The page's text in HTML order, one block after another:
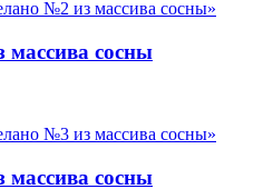
сосны
сосны